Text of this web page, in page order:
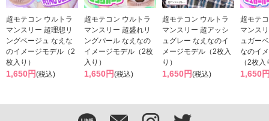
超モテコン ウルトラ
マンスリー 超理想リ
ングベージュ なえな
のイメージモデル（2
枚入り）
1,650円(税込)
超モテコン ウルトラ
マンスリー 超盛れリ
ングパール なえなの
イメージモデル（2枚
入り）
1,650円(税込)
超モテコン ウルトラ
マンスリー 超アッシ
ュグレー なえなのイ
メージモデル（2枚入
り）
1,650円(税込)
超モテ
マンス
ュガー
なのイ
（2枚入
1,650